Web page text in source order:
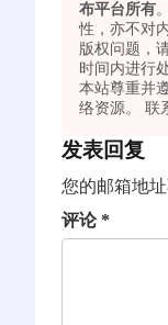
布平台所有
性，亦不对
版权问题，
时间内进行
本站尊重并
络资源。 联
发表回复
您的邮箱地址
评论 *